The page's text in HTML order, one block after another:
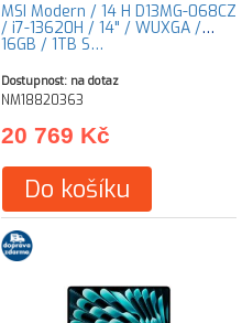
MSI Modern / 14 H D13MG-068CZ
/ i7-13620H / 14" / WUXGA /
16GB / 1TB S…
Dostupnost: na dotaz
NM18820363
20 769 Kč
Do košíku